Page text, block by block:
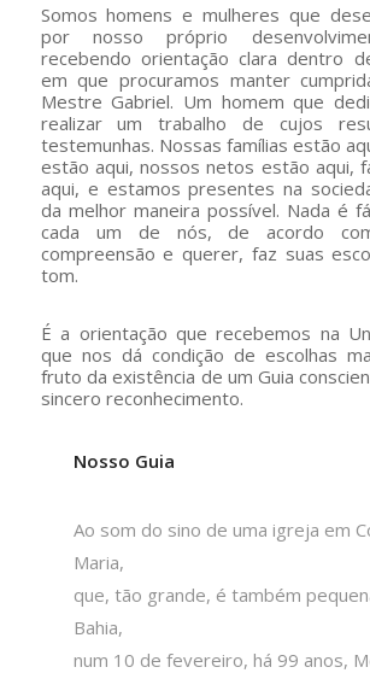
Somos homens e mulheres que
por nosso próprio
recebendo orientação clara dentro
em que procuramos manter
Mestre Gabriel. Um homem que
realizar um trabalho de cujos
testemunhas. Nossas famílias estão
estão aqui, nossos netos estão aqui,
aqui, e estamos presentes na
da melhor maneira possível. Nada é
cada um de nós, de acordo
compreensão e querer, faz suas
tom.
É a orientação que recebemos na
que nos dá condição de escolhas
fruto da existência de um Guia
sincero reconhecimento.
Nosso Guia
Ao som do sino de uma igreja em
Maria,
que, tão grande, é também
Bahia,
num 10 de fevereiro, há 99 anos,